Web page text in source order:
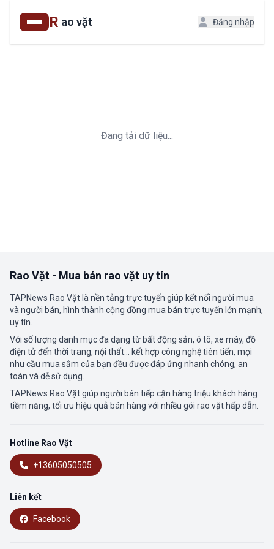
R ao vặt Đăng nhập
Đang tải dữ liệu...
Rao Vặt - Mua bán rao vặt uy tín
TAPNews Rao Vặt là nền tảng trực tuyến giúp kết nối người mua
và người bán, hình thành cộng đồng mua bán trực tuyến lớn mạnh,
uy tín.
Với số lượng danh mục đa dạng từ bất động sản, ô tô, xe máy, đồ
điện tử đến thời trang, nội thất... kết hợp công nghệ tiên tiến, mọi
nhu cầu mua sắm của bạn đều được đáp ứng nhanh chóng, an
toàn và dễ sử dụng.
TAPNews Rao Vặt giúp người bán tiếp cận hàng triệu khách hàng
tiềm năng, tối ưu hiệu quả bán hàng với nhiều gói rao vặt hấp dẫn.
Hotline Rao Vặt
+13605050505
Liên kết
Facebook